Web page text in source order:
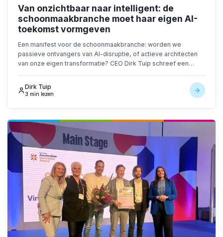
Van onzichtbaar naar intelligent: de
schoonmaakbranche moet haar eigen AI-
toekomst vormgeven
Een manifest voor de schoonmaakbranche: worden we
passieve ontvangers van AI-disruptie, of actieve architecten
van onze eigen transformatie? CEO Dirk Tuip schreef een
Dirk Tuip
3 min lezen